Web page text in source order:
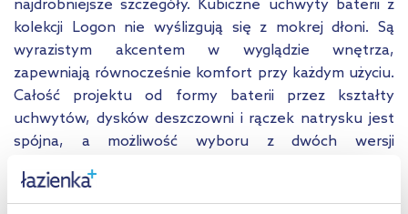
najdrobniejsze szczegóły. Kubiczne uchwyty baterii z
kolekcji Logon nie wyślizgują się z mokrej dłoni. Są
wyrazistym akcentem w wyglądzie wnętrza,
zapewniają równocześnie komfort przy każdym użyciu.
Całość projektu od formy baterii przez kształty
uchwytów, dysków deszczowni i rączek natrysku jest
spójna, a możliwość wyboru z dwóch wersji